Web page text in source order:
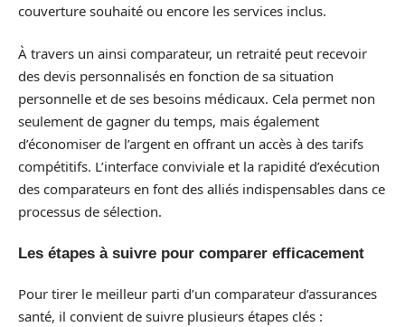
couverture souhaité ou encore les services inclus.
À travers un ainsi comparateur, un retraité peut recevoir
des devis personnalisés en fonction de sa situation
personnelle et de ses besoins médicaux. Cela permet non
seulement de gagner du temps, mais également
d’économiser de l’argent en offrant un accès à des tarifs
compétitifs. L’interface conviviale et la rapidité d’exécution
des comparateurs en font des alliés indispensables dans ce
processus de sélection.
Les étapes à suivre pour comparer efficacement
Pour tirer le meilleur parti d’un comparateur d’assurances
santé, il convient de suivre plusieurs étapes clés :